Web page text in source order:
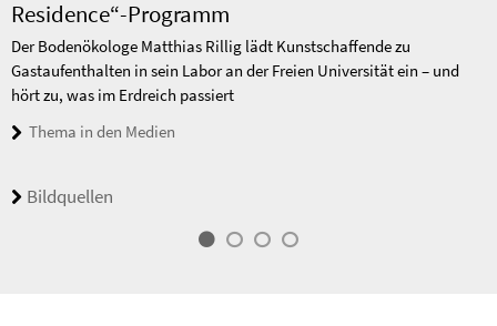
Residence“-Programm
Der Bodenökologe Matthias Rillig lädt Kunstschaffende zu
Gastaufenthalten in sein Labor an der Freien Universität ein – und
hört zu, was im Erdreich passiert
Thema in den Medien
Bildquellen